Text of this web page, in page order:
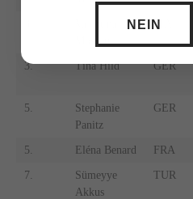
ITA
3. Tina Hild GER
5.
Stephanie
Panitz
GER
5. Eléna Benard FRA
7.
Sümeyye
Akkus
TUR
NEIN